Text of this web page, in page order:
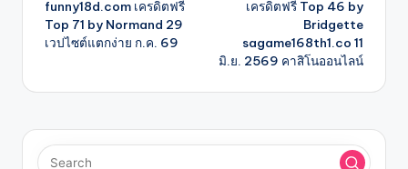
funny18d.com เครดิตฟรี
Top 71 by Normand 29
เวปไซต์แตกง่าย ก.ค. 69
เครดิตฟรี Top 46 by
Bridgette
sagame168th1.co 11
มิ.ย. 2569 คาสิโนออนไลน์